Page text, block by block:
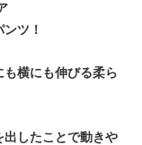
ツ！
横にも伸びる柔ら
出したことで動きや